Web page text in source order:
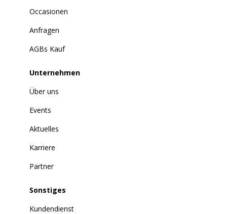
Occasionen
Anfragen
AGBs Kauf
Unternehmen
Über uns
Events
Aktuelles
Karriere
Partner
Sonstiges
Kundendienst